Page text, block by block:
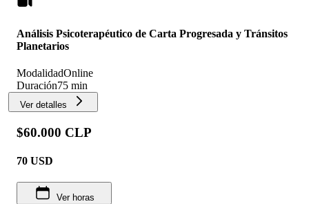
Análisis Psicoterapéutico de Carta Progresada y Tránsitos
Planetarios
ModalidadOnline
Duración75 min
Ver detalles
$60.000 CLP
70 USD
Ver horas